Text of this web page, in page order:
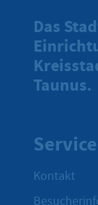
Das
Taunus.
Service
Kontakt